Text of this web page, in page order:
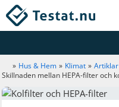
Hoppa
till
innehåll
» Hus & Hem » Klimat » Artiklar
Skillnaden mellan HEPA-filter och